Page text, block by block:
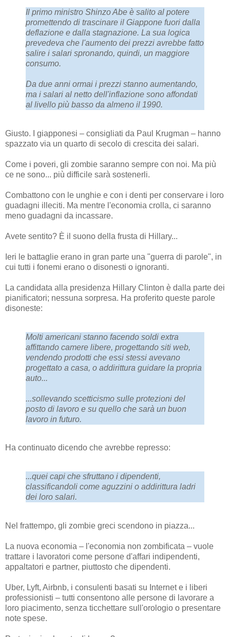
Il primo ministro Shinzo Abe è salito al potere
promettendo di trascinare il Giappone fuori dalla
deflazione e dalla stagnazione. La sua logica
prevedeva che l'aumento dei prezzi avrebbe fatto
salire i salari spronando, quindi, un maggiore
consumo.
Da due anni ormai i prezzi stanno aumentando,
ma i salari al netto dell'inflazione sono affondati
al livello più basso da almeno il 1990.
Giusto. I giapponesi – consigliati da Paul Krugman – hanno
spazzato via un quarto di secolo di crescita dei salari.
Come i poveri, gli zombie saranno sempre con noi. Ma più
ce ne sono... più difficile sarà sostenerli.
Combattono con le unghie e con i denti per conservare i loro
guadagni illeciti. Ma mentre l'economia crolla, ci saranno
meno guadagni da incassare.
Avete sentito? È il suono della frusta di Hillary...
Ieri le battaglie erano in gran parte una "guerra di parole", in
cui tutti i fonemi erano o disonesti o ignoranti.
La candidata alla presidenza Hillary Clinton è dalla parte dei
pianificatori; nessuna sorpresa. Ha proferito queste parole
disoneste:
Molti americani stanno facendo soldi extra
affittando camere libere, progettando siti web,
vendendo prodotti che essi stessi avevano
progettato a casa, o addirittura guidare la propria
auto...
...sollevando scetticismo sulle protezioni del
posto di lavoro e su quello che sarà un buon
lavoro in futuro.
Ha continuato dicendo che avrebbe represso:
...quei capi che sfruttano i dipendenti,
classificandoli come aguzzini o addirittura ladri
dei loro salari.
Nel frattempo, gli zombie greci scendono in piazza...
La nuova economia – l'economia non zombificata – vuole
trattare i lavoratori come persone d'affari indipendenti,
appaltatori e partner, piuttosto che dipendenti.
Uber, Lyft, Airbnb, i consulenti basati su Internet e i liberi
professionisti – tutti consentono alle persone di lavorare a
loro piacimento, senza ticchettare sull'orologio o presentare
note spese.